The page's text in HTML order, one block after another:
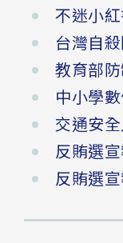
不迷小
台灣自
教育部
中小學
交通安
反賄選
反賄選